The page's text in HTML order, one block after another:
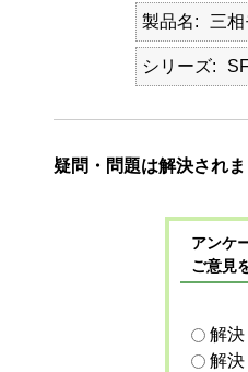
製品名 三
シリーズ
疑問・問題は解決され
アンケ
ご意見
解
解